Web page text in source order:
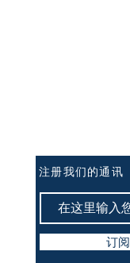
注册我们的通讯
订阅